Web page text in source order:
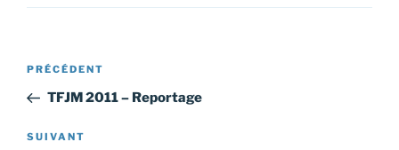
Navigation
l’article
Article
précédent
PRÉCÉDENT
TFJM 2011 – Reportage
Article
SUIVANT